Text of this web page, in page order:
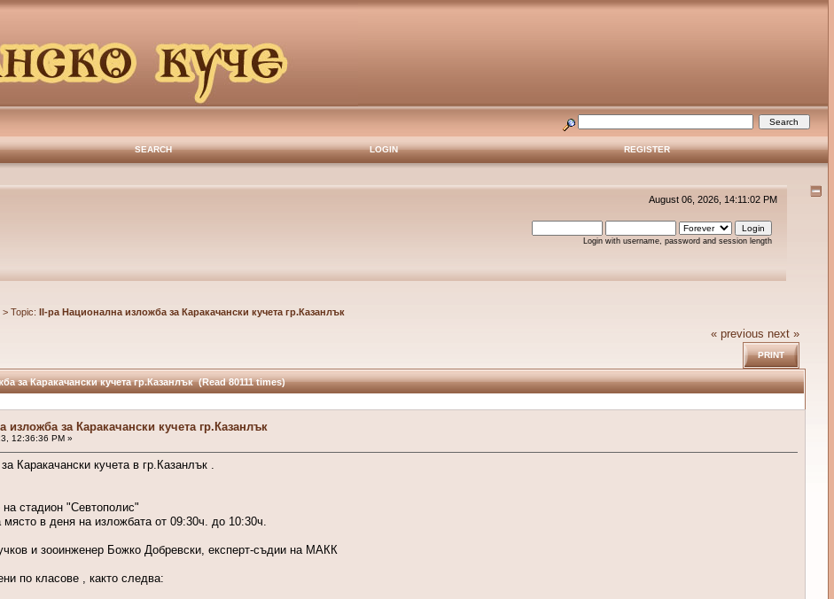
SEARCH LOGIN REGISTER
August 06, 2026, 14:11:02 PM
Login with username, password and session length
> Topic: II-ра Национална изложба за Каракачански кучета гр.Казанлък
« previous next »
PRINT
за Каракачански кучета гр.Казанлък (Read 80111 times)
изложба за Каракачански кучета гр.Казанлък
12:36:36 PM »
Каракачански кучета в гр.Казанлък .
стадион "Севтополис"
място в деня на изложбата от 09:30ч. до 10:30ч.
и зооинженер Божко Добревски, експерт-съдии на МАКК
по класове , както следва: